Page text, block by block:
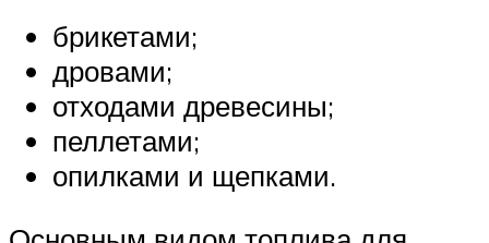
брикетами;
дровами;
отходами древесины;
пеллетами;
опилками и щепками.